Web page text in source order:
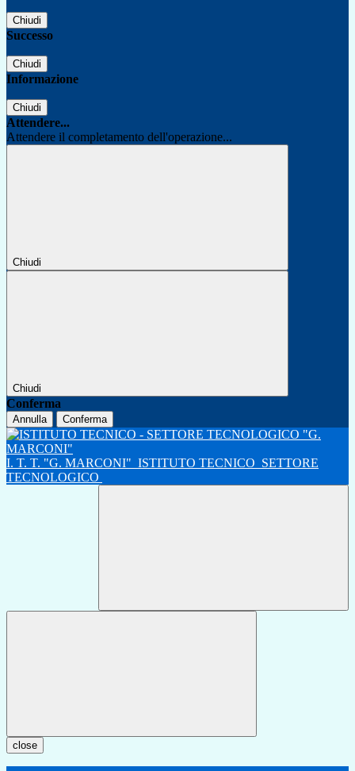
Chiudi
Successo
Chiudi
Informazione
Chiudi
Attendere...
Attendere il completamento dell'operazione...
Chiudi
Chiudi
Conferma
Annulla Conferma
I. T. T. "G. MARCONI" ISTITUTO TECNICO SETTORE
TECNOLOGICO
close